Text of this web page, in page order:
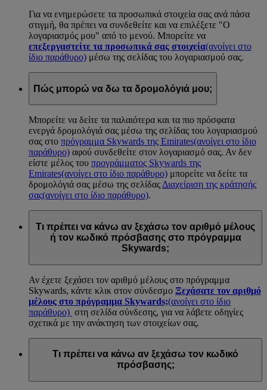
Για να ενημερώσετε τα προσωπικά στοιχεία σας ανά πάσα
στιγμή, θα πρέπει να συνδεθείτε και να επιλέξετε "Ο
λογαριασμός μου" από το μενού. Μπορείτε να
επεξεργαστείτε τα προσωπικά σας στοιχεία(ανοίγει στο
ίδιο παράθυρο) μέσω της σελίδας του λογαριασμού σας.
Πώς μπορώ να δω τα δρομολόγιά μου;
Μπορείτε να δείτε τα παλαιότερα και τα πιο πρόσφατα
ενεργά δρομολόγιά σας μέσω της σελίδας του λογαριασμού
σας στο πρόγραμμα Skywards της Emirates(ανοίγει στο ίδιο
παράθυρο) αφού συνδεθείτε στον λογαριασμό σας. Αν δεν
είστε μέλος του προγράμματος Skywards της
Emirates(ανοίγει στο ίδιο παράθυρο) μπορείτε να δείτε τα
δρομολόγιά σας μέσω της σελίδαςΔιαχείριση της κράτησής
σας(ανοίγει στο ίδιο παράθυρο).
Τι πρέπει να κάνω αν ξεχάσω τον αριθμό μέλους
ή τον κωδικό πρόσβασης στο πρόγραμμα
Skywards;
Αν έχετε ξεχάσει τον αριθμό μέλους στο πρόγραμμα
Skywards, κάντε κλικ στον σύνδεσμο Ξεχάσατε τον αριθμό
μέλους στο πρόγραμμα Skywards;(ανοίγει στο ίδιο
παράθυρο) στη σελίδα σύνδεσης, για να λάβετε οδηγίες
σχετικά με την ανάκτηση των στοιχείων σας.
Τι πρέπει να κάνω αν ξεχάσω τον κωδικό
πρόσβασης;